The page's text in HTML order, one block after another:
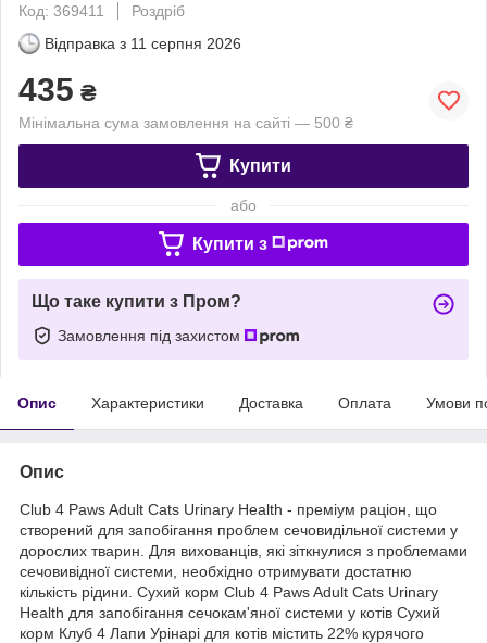
Код: 369411
Роздріб
Відправка з 11 серпня 2026
435 ₴
Мінімальна сума замовлення на сайті — 500 ₴
Купити
або
Купити з
Що таке купити з Пром?
Замовлення під захистом
Опис Характеристики Доставка Оплата Умови
Опис
Club 4 Paws Adult Cats Urinary Health - преміум раціон, що
створений для запобігання проблем сечовидільної системи у
дорослих тварин. Для вихованців, які зіткнулися з проблемами
сечовивідної системи, необхідно отримувати достатню
кількість рідини. Сухий корм Club 4 Paws Adult Cats Urinary
Health для запобігання сечокам'яної системи у котів Сухий
корм Клуб 4 Лапи Урінарі для котів містить 22% курячого